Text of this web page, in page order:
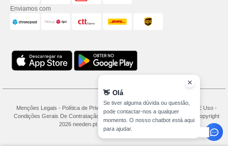
Enviamos com
Menções Legais - Política de Privacidade Condições Gerais De Acesso E Uso -
Condições Gerais De Contratação
- Mapa do Site
Copyright
2026 needen.pt - Todos os direitos reservados
👋 Olá
Se tiver alguma dúvida ou questão,
pode contactar-nos a qualquer
momento. O nosso chatbot está aqui
para ajudar.